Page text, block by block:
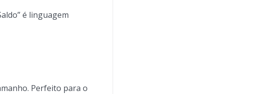
é linguagem
Perfeito para o